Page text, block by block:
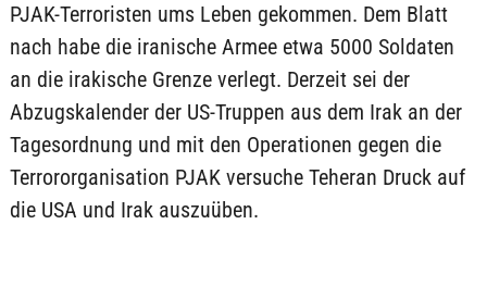
PJAK-Terroristen ums Leben gekommen. Dem Blatt
nach habe die iranische Armee etwa 5000 Soldaten
an die irakische Grenze verlegt. Derzeit sei der
Abzugskalender der US-Truppen aus dem Irak an der
Tagesordnung und mit den Operationen gegen die
Terrororganisation PJAK versuche Teheran Druck auf
die USA und Irak auszuüben.